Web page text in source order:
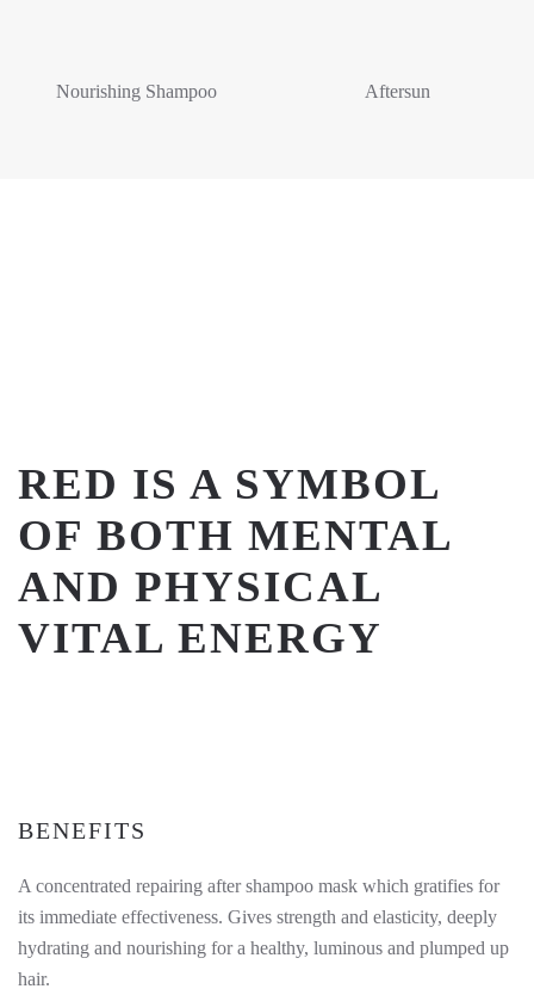
Nourishing Shampoo Aftersun
RED IS A SYMBOL
OF BOTH MENTAL
AND PHYSICAL
VITAL ENERGY
BENEFITS
A concentrated repairing after shampoo mask which gratifies for
its immediate effectiveness. Gives strength and elasticity, deeply
hydrating and nourishing for a healthy, luminous and plumped up
hair.